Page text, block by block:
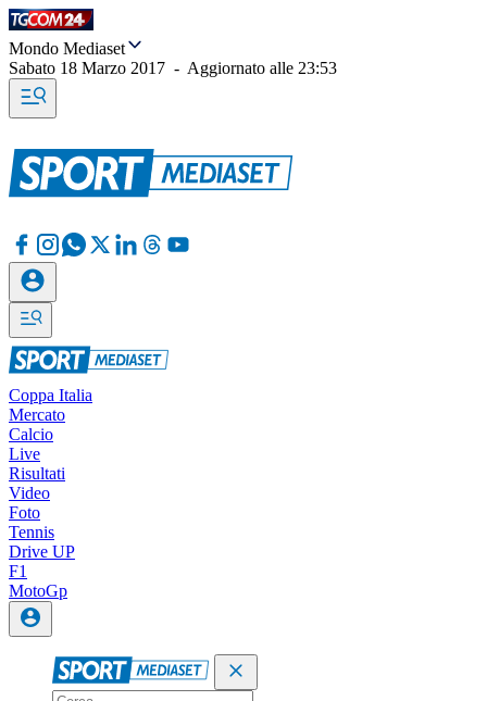
Mondo Mediaset
Sabato 18 Marzo 2017 - Aggiornato alle 23:53
Coppa Italia
Mercato
Calcio
Live
Risultati
Video
Foto
Tennis
Drive UP
F1
MotoGp